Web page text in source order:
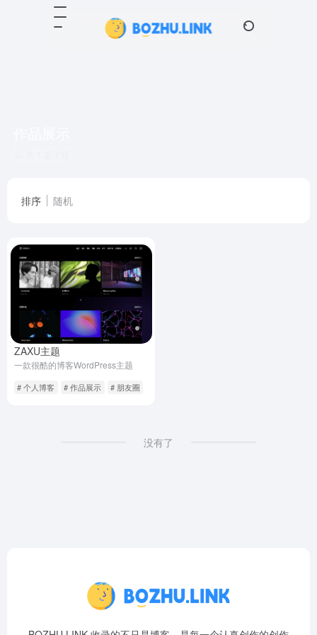
排序 随机
ZAXU主题
一款很酷的博客WordPress主题
# 个人博客 # 作品展示 # 朋友圈
没有了